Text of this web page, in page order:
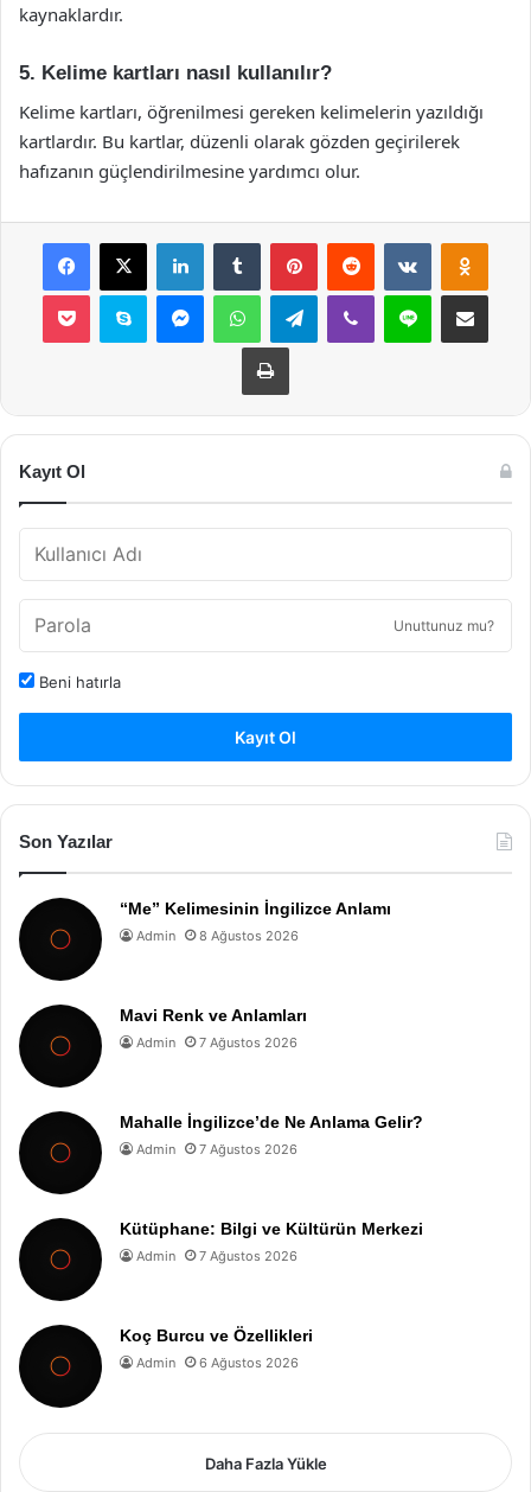
kaynaklardır.
5. Kelime kartları nasıl kullanılır?
Kelime kartları, öğrenilmesi gereken kelimelerin yazıldığı
kartlardır. Bu kartlar, düzenli olarak gözden geçirilerek
hafızanın güçlendirilmesine yardımcı olur.
Facebook
X LinkedInTumblr PinterestReddit VKontakte
Pocket Skype MessengerWhatsAppTelegramViber Line E-Posta ile
Yazdır
Kayıt Ol
Unuttunuz mu?
Beni hatırla
Kayıt Ol
Son Yazılar
“Me” Kelimesinin İngilizce Anlamı
Admin 8 Ağustos 2026
Mavi Renk ve Anlamları
Admin 7 Ağustos 2026
Mahalle İngilizce’de Ne Anlama Gelir?
Admin 7 Ağustos 2026
Kütüphane: Bilgi ve Kültürün Merkezi
Admin 7 Ağustos 2026
Koç Burcu ve Özellikleri
Admin 6 Ağustos 2026
Daha Fazla Yükle